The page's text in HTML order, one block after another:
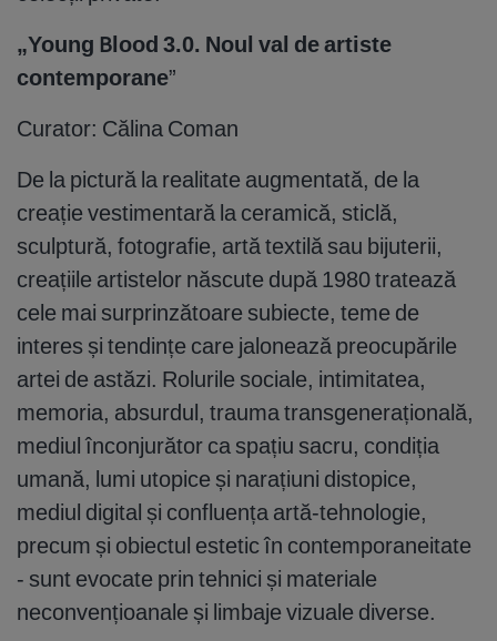
„Young Blood 3.0. Noul val de artiste
contemporane”
Curator: Călina Coman
De la pictură la realitate augmentată, de la
creație vestimentară la ceramică, sticlă,
sculptură, fotografie, artă textilă sau bijuterii,
creațiile artistelor născute după 1980 tratează
cele mai surprinzătoare subiecte, teme de
interes și tendințe care jalonează preocupările
artei de astăzi. Rolurile sociale, intimitatea,
memoria, absurdul, trauma transgenerațională,
mediul înconjurător ca spațiu sacru, condiția
umană, lumi utopice și narațiuni distopice,
mediul digital și confluența artă-tehnologie,
precum și obiectul estetic în contemporaneitate
- sunt evocate prin tehnici și materiale
neconvențioanale și limbaje vizuale diverse.